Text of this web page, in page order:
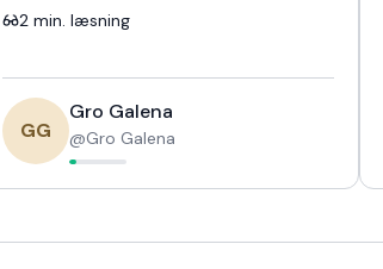
bilen · blev et rum · kun ti…
2 min. læsning
GG
Gro Galena
@Gro Galena